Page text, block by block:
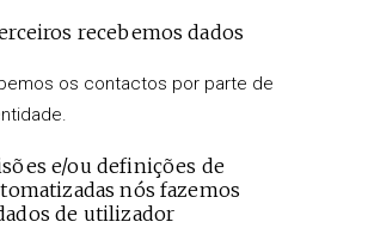
recebemos dados
os contactos por parte de
e/ou definições de
nós fazemos
de utilizador